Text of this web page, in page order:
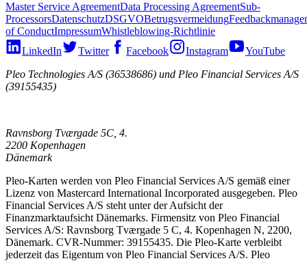
Master Service AgreementData Processing AgreementSub-
ProcessorsDatenschutzDSGVOBetrugsvermeidung
of ConductImpressumWhistleblowing-Richtlinie
LinkedIn
Twitter Facebook Instagram
YouTube
Pleo Technologies A/S (36538686) und Pleo Financial Services A/S
(39155435)
Ravnsborg Tværgade 5C, 4.
2200 Kopenhagen
Dänemark
Pleo-Karten werden von Pleo Financial Services A/S gemäß einer
Lizenz von Mastercard International Incorporated ausgegeben. Pleo
Financial Services A/S steht unter der Aufsicht der
Finanzmarktaufsicht Dänemarks. Firmensitz von Pleo Financial
Services A/S: Ravnsborg Tværgade 5 C, 4. Kopenhagen N, 2200,
Dänemark. CVR-Nummer: 39155435. Die Pleo-Karte verbleibt
jederzeit das Eigentum von Pleo Financial Services A/S. Pleo